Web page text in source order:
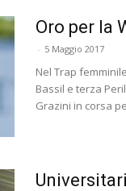
Oro per la
- 5 Maggio 2017
Nel Trap
Bassil e terza
Grazini in corsa